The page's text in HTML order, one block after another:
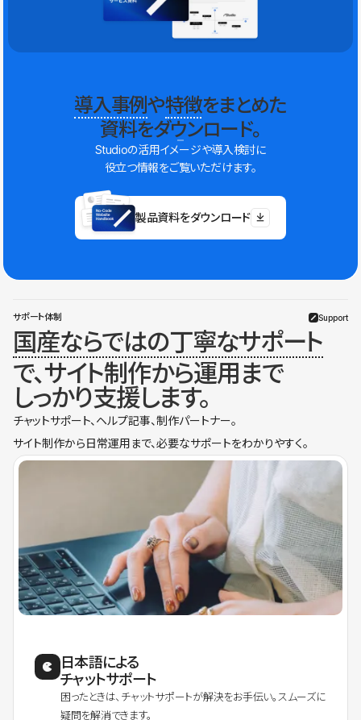
導入事例や特徴をまとめた
資料をダウンロード。
Studioの活用イメージや導入検討に
役立つ情報をご覧いただけます。
製品資料をダウンロード
サポート体制 Support
国産ならではの丁寧なサポート
で、サイト制作から運用まで
しっかり支援します。
チャットサポート、ヘルプ記事、制作パートナー。
サイト制作から日常運用まで、必要なサポートをわかりやすく。
日本語による
チャットサポート
困ったときは、チャットサポートが解決をお手伝い。スムーズに
疑問を解消できます。